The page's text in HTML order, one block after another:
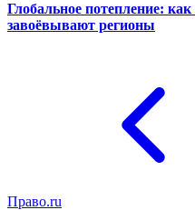
Глобальное потепление:
завоёвывают регионы
Право.ru